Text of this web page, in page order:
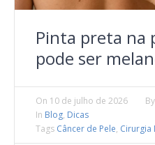
Pinta preta na
pode ser
On 10 de julho de 2026 By
In Blog, Dicas
Tags Câncer de Pele, Cirurgia